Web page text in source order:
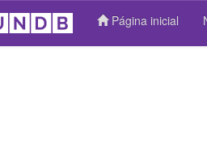
Página inicial